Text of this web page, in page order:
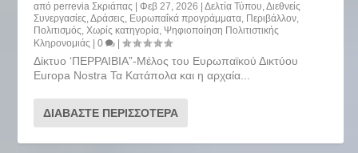
απόperrevia Σκριάπας |Φεβ 27, 2026 |Δελτία Τύπου,Διεθνείς
Συνεργασίες,Δράσεις, Ευρωπαΐκά προγράμματα, Περιβάλλον,
Πολιτισμός,Χωρίς κατηγορία, Ψηφιοποίηση Πολιτιστικής
Κληρονομιάς
|0 |
Δίκτυο ‘ΠΕΡΡΑΙΒΙΑ”-Μέλος του Ευρωπαϊκού Δικτύου
Europa Nostra Τα Κατάπολα και η αρχαία...
ΔΙΑΒΆΣΤΕ ΠΕΡΙΣΣΌΤΕΡΑ